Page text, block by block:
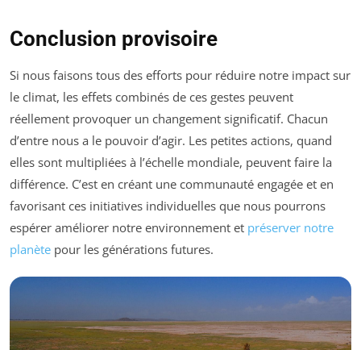
Conclusion provisoire
Si nous faisons tous des efforts pour réduire notre impact sur
le climat, les effets combinés de ces gestes peuvent
réellement provoquer un changement significatif. Chacun
d’entre nous a le pouvoir d’agir. Les petites actions, quand
elles sont multipliées à l’échelle mondiale, peuvent faire la
différence. C’est en créant une communauté engagée et en
favorisant ces initiatives individuelles que nous pourrons
espérer améliorer notre environnement et préserver notre
planète pour les générations futures.